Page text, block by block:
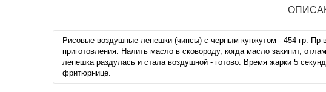
Рисовые воздушные лепешки (чипсы) с черным кунжутом - 454 гр.
приготовления: Налить масло в сковороду, когда масло закипит,
лепешка раздулась и стала воздушной - готово. Время жарки 5
фритюрнице.